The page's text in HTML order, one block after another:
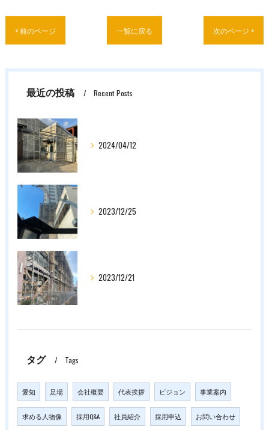
< 前のページ 一覧に戻る 次のページ >
最近の投稿 Recent Posts
2024/04/12
2023/12/25
2023/12/21
タグ Tags
愛知 足場 会社概要 代表挨拶 ビジョン 事業案内
求める人物像 採用Q&A 社員紹介 採用申込 お問い合わせ